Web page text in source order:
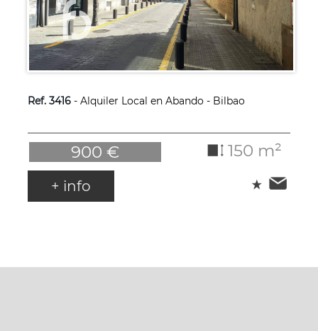
Ref. 3416- Alquiler Local en Abando - Bilbao
900 € 150 m²
+ info